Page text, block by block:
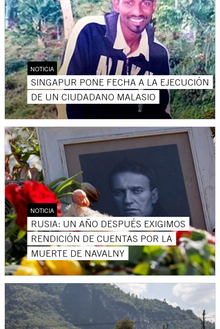
NOTICIA
SINGAPUR PONE FECHA A LA EJECUCIÓN
DE UN CIUDADANO MALASIO
NOTICIA
RUSIA: UN AÑO DESPUÉS EXIGIMOS
RENDICIÓN DE CUENTAS POR LA
MUERTE DE NAVALNY